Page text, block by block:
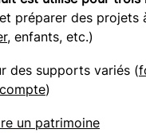
préparer des projets
, enfants, etc.)
des supports variés (
)
un patrimoine